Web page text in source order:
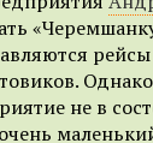
не в